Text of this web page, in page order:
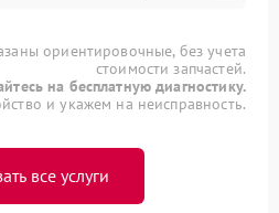
ориентировочные, без учета
стоимости запчастей.
на бесплатную диагностику.
и укажем на неисправность.
все услуги